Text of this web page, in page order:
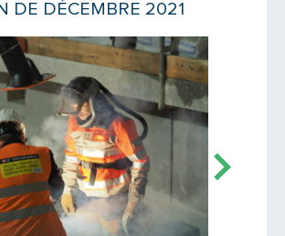
Saisissez le code
PARTAGER
DE DÉCEMBRE 2021